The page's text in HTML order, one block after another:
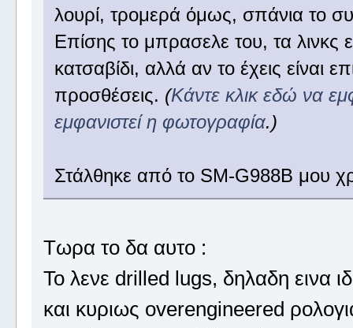
λουρί, τρομερά όμως, σπάνια το
Επίσης το μπρασελε του, τα λινκς
κατσαβίδι, αλλά αν το έχεις είναι
προσθέσεις. (Κάντε κλικ εδώ να
εμφανιστεί η φωτογραφία.)
Στάλθηκε από το SM-G988B μου
Τωρα το δα αυτο :
Το λενε drilled lugs, δηλαδη εινα
και κυριως overengineered